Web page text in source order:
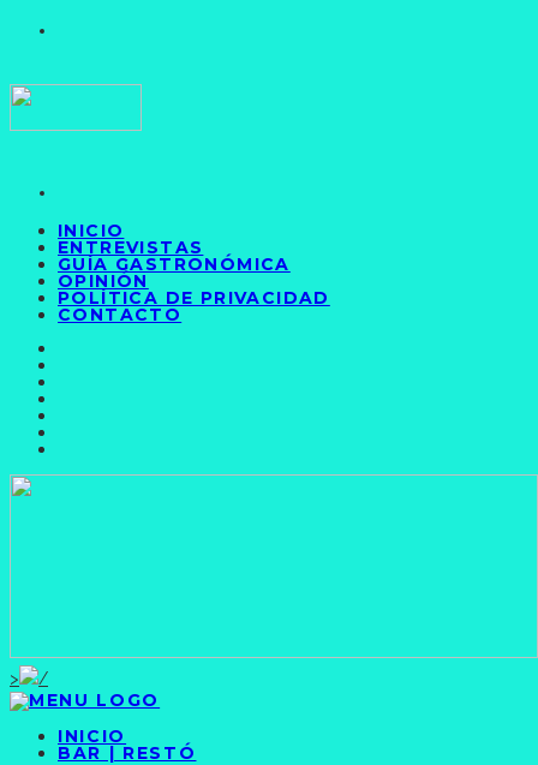
INICIO
ENTREVISTAS
GUÍA GASTRONÓMICA
OPINIÓN
POLÍTICA DE PRIVACIDAD
CONTACTO
>
INICIO
BAR | RESTÓ